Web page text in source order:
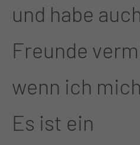
und habe
Freunde
wenn ich
Es ist ein